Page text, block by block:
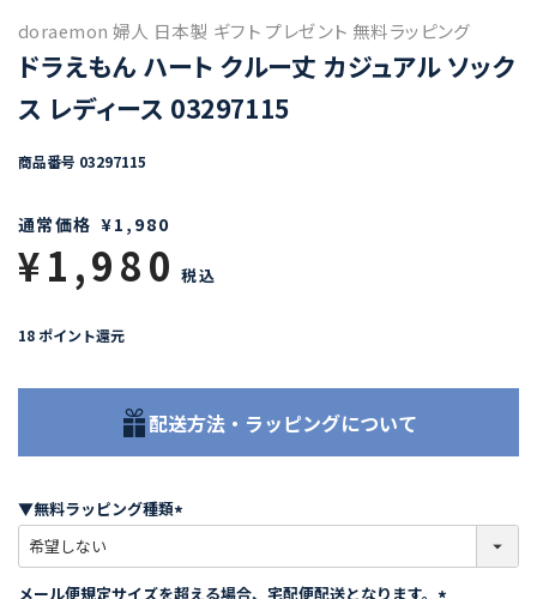
doraemon 婦人 日本製 ギフト プレゼント 無料ラッピング
ドラえもん ハート クルー丈 カジュアル ソック
ス レディース 03297115
商品番号 03297115
通常価格 ¥1,980
¥1,980 税込
18 ポイント還元
配送方法・ラッピングについて
▼無料ラッピング種類
必
須
メール便規定サイズを超える場合、宅配便配送となります。